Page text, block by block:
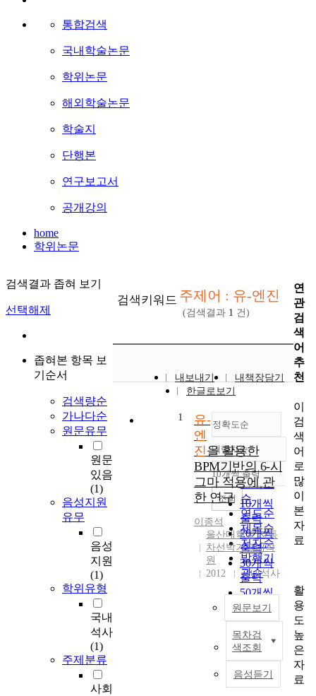
통합검색
국내학술논문
학위논문
해외학술논문
학술지
단행본
연구보고서
공개강의
home
학위논문
검색결과 좁혀 보기
선택해제
좁혀본 항목 보
기순서
검색량순
가나다순
원문유무
원문
있음
(1)
음성지원
유무
음성
지원
(1)
학위유형
국내
석사
(1)
주제분류
사회
검색키워드 주제어 : 유-엔진
(검색결과 1 건)
내보내기
내책장담기
한글로보기
정확도순
정확도
순
인기도
순
연도순
제목순
저자순
발행기
관순
내림차순
내림차순
10개씩 출력
10개씩
출력
20개씩
출력
30개씩
출력
50개씩
출력
100개씩
출력
조회
1
유-
엔
진을 활용한
BPM기반의 6-시
그마 적용에 관
한 연구
이종석
울산대학교 자동
차선박기술대학
원
2012
국내석사
원문보기
목차검
색조회
음성듣기
연
관
검
색
어
추
천
이
검
색
어
로
많
이
본
자
료
활
용
도
높
은
자
료